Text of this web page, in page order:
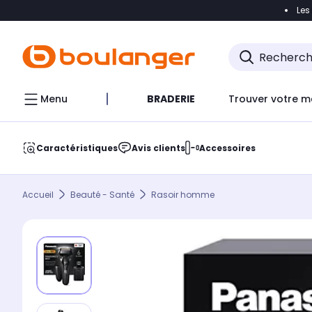
Accéder
Menu BRADERIE Trouver votre
Caractéristiques Avis clients Accessoires
Accueil Beauté - Santé Rasoir homme